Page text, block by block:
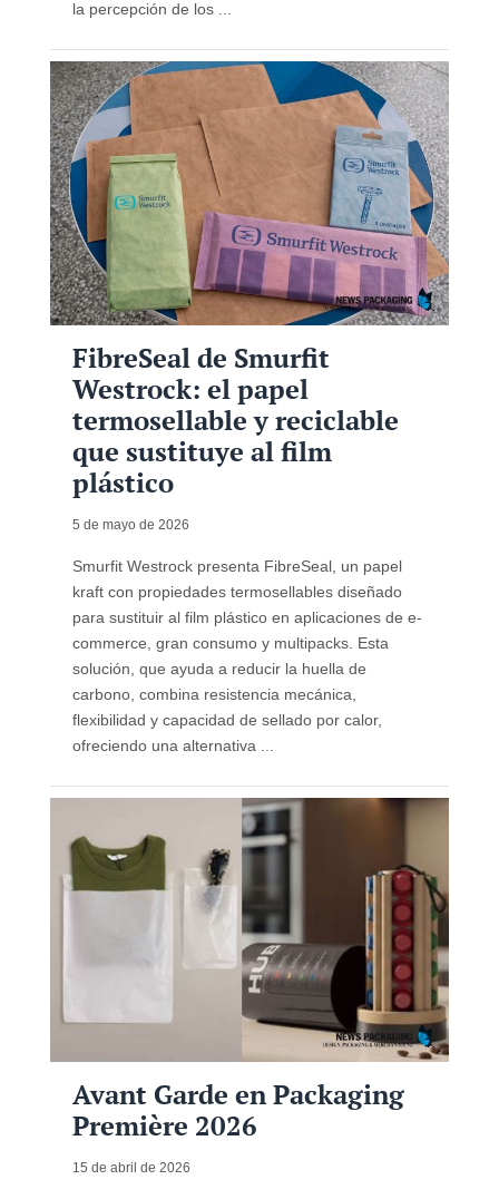
la percepción de los ...
FibreSeal de Smurfit
Westrock: el papel
termosellable y reciclable
que sustituye al film
plástico
5 de mayo de 2026
Smurfit Westrock presenta FibreSeal, un papel
kraft con propiedades termosellables diseñado
para sustituir al film plástico en aplicaciones de e-
commerce, gran consumo y multipacks. Esta
solución, que ayuda a reducir la huella de
carbono, combina resistencia mecánica,
flexibilidad y capacidad de sellado por calor,
ofreciendo una alternativa ...
Avant Garde en Packaging
Première 2026
15 de abril de 2026